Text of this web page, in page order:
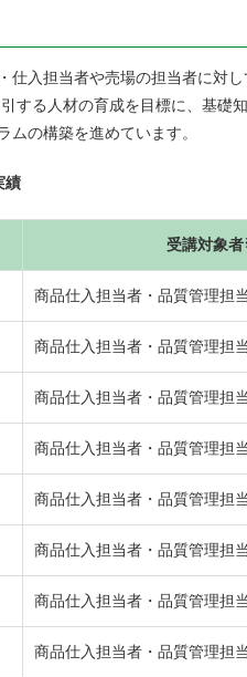
入担当者や売場の担当者に対
する人材の育成を目標に、基礎
の構築を進めています。
績
受講対象者
商品仕入担当者・品質管理担
商品仕入担当者・品質管理担
商品仕入担当者・品質管理担
商品仕入担当者・品質管理担
商品仕入担当者・品質管理担
商品仕入担当者・品質管理担
商品仕入担当者・品質管理担
商品仕入担当者・品質管理担